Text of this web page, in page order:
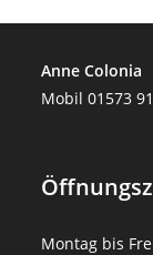
Anne Colonia
Mobil 01573
Montag bis